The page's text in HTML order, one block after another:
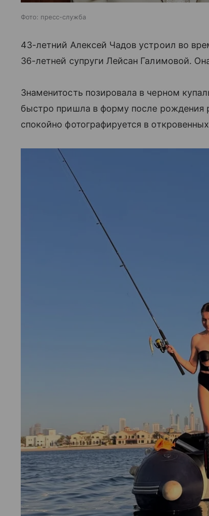
Фото: пресс-служба
43-летний Алексей Чадов устроил во
36-летней супруги Лейсан Галимовой.
Знаменитость позировала в черном
быстро пришла в форму после рождения
спокойно фотографируется в